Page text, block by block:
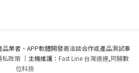
業者、APP軟體開發商洽談合作或產品測試事
私政策｜主機維護： Fast Line 台灣速連,阿腸數
位科技